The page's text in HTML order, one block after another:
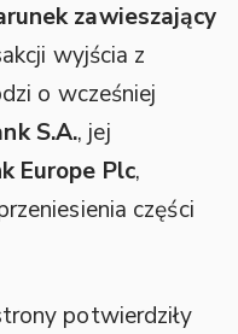
zawieszający
wyjścia z
o wcześniej
S.A., jej
Europe Plc,
części
potwierdziły